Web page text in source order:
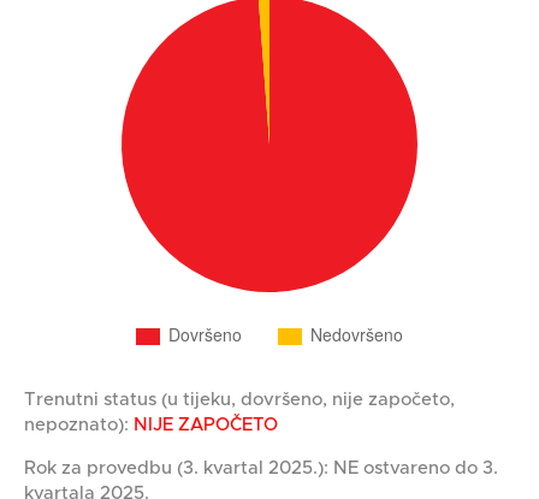
Trenutni status (u tijeku, dovršeno, nije započeto,
nepoznato): NIJE ZAPOČETO
Rok za provedbu (3. kvartal 2025.): NE ostvareno do 3.
kvartala 2025.